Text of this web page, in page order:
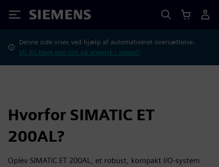
Siemens
Denne side vises ved hjælp af automatiseret oversættelse.
Vil du have den vist på engelsk i stedet?
Hvorfor SIMATIC ET
200AL?
Oplev SIMATIC ET 200AL, et robust, kompakt I/O-system